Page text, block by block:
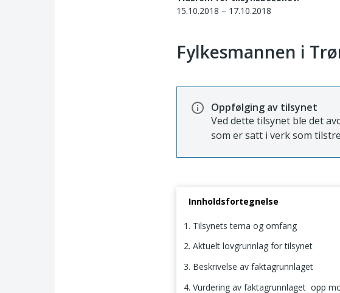
15.10.2018 – 17.10.2018
Fylkesmannen i
Oppfølging av tilsynet
Ved dette tilsynet ble det
som er satt i verk som
Innholdsfortegnelse
1. Tilsynets tema og omfang
2. Aktuelt lovgrunnlag for tilsynet
3. Beskrivelse av faktagrunnlaget
4. Vurdering av faktagrunnlaget opp